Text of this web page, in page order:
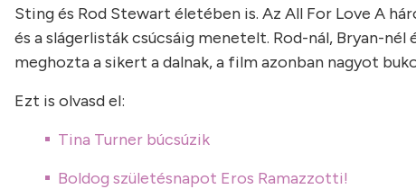
Sting és Rod Stewart életében is. Az All For Love A
és a slágerlisták csúcsáig menetelt. Rod-nál, Bryan-
meghozta a sikert a dalnak, a film azonban nagyot
Ezt is olvasd el:
Tina Turner búcsúzik
Boldog születésnapot Eros Ramazzotti!